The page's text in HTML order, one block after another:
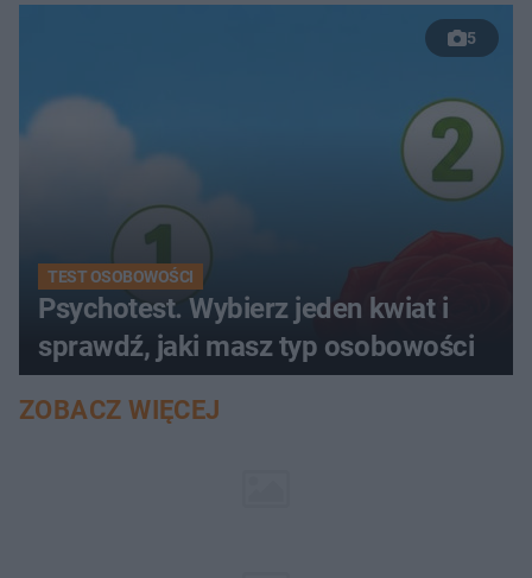
5
TEST OSOBOWOŚCI
Psychotest. Wybierz jeden kwiat i
sprawdź, jaki masz typ osobowości
ZOBACZ WIĘCEJ